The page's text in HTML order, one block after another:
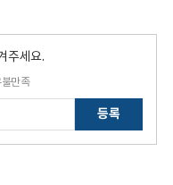
주세요.
만족
등록